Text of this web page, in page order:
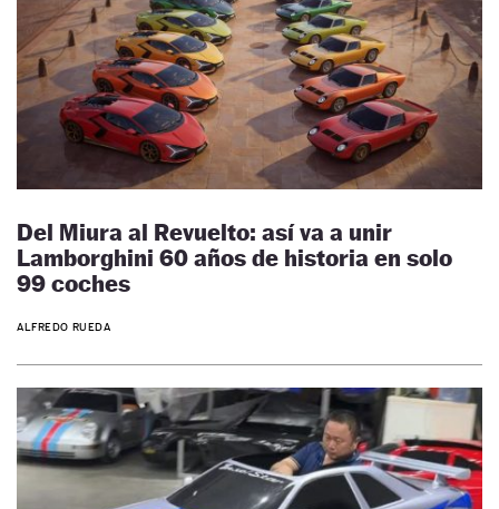
Del Miura al Revuelto: así va a unir
Lamborghini 60 años de historia en solo
99 coches
ALFREDO RUEDA